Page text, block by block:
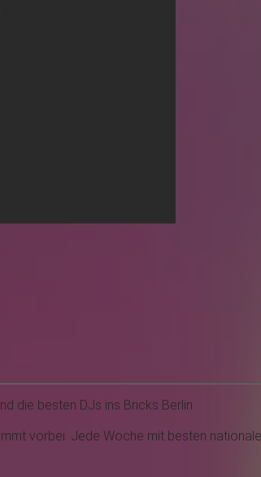
die besten DJs ins Bri cks Berlin.
vorbei. Jede Woche mit besten